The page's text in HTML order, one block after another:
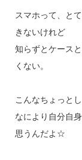
スマホって、と
きないけれど
知らずとケース
くない。
こんなちょっと
なにより自分自
思うんだよ☆